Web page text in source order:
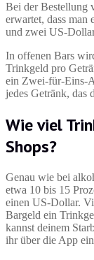
Bei der Bestellung
erwartet, dass
und zwei US-
In offenen Bars
Trinkgeld pro
ein Zwei-für-Eins-
jedes Getränk, das
Wie viel
Shops?
Genau wie bei
etwa 10 bis 15
einen US-Dollar.
Bargeld ein
kannst deinem
ihr über die App